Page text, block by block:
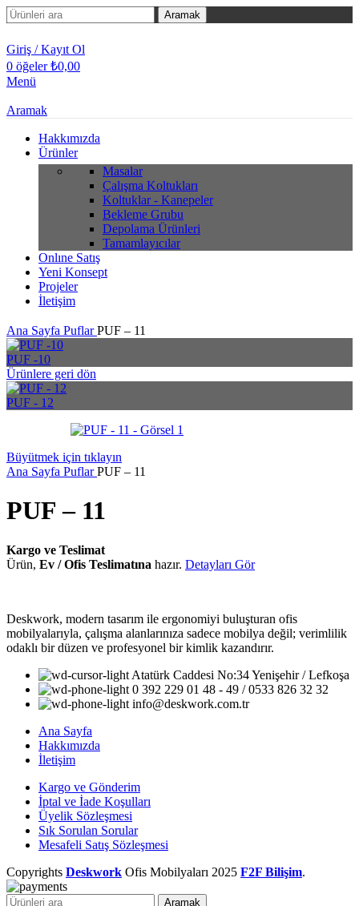
Aramak
Giriş / Kayıt Ol
0 öğeler ₺0,00
Menü
Aramak
Hakkımızda
Ürünler
Masalar
Çalışma Koltukları
Koltuklar - Kanepeler
Bekleme Grubu
Depolama Ürünleri
Tamamlayıcılar
Onlıne Satış
Yeni Konsept
Projeler
İletişim
Ana Sayfa PuflarPUF – 11
PUF -10
Ürünlere geri dön
PUF - 12
Büyütmek için tıklayın
Ana Sayfa PuflarPUF – 11
PUF – 11
Kargo ve Teslimat
Ürün, Ev / Ofis Teslimatına hazır. Detayları Gör
Deskwork, modern tasarım ile ergonomiyi buluşturan ofis
mobilyalarıyla, çalışma alanlarınıza sadece mobilya değil; verimlilik
odaklı bir düzen ve profesyonel bir kimlik kazandırır.
Atatürk Caddesi No:34 Yenişehir / Lefkoşa
0 392 229 01 48 - 49 / 0533 826 32 32
info@deskwork.com.tr
Ana Sayfa
Hakkımızda
İletişim
Kargo ve Gönderim
İptal ve İade Koşulları
Üyelik Sözleşmesi
Sık Sorulan Sorular
Mesafeli Satış Sözleşmesi
Copyrights Deskwork Ofis Mobilyaları 2025 F2F Bilişim.
Aramak